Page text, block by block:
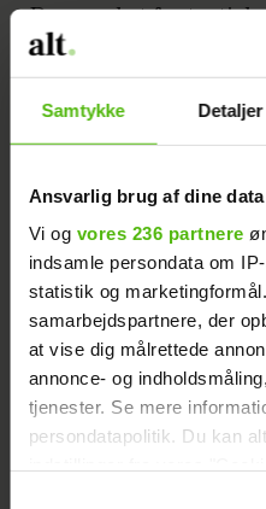
Samtykke Detaljer
Ansvarlig brug af dine data
Vi og vores 236 partnere
indsamle persondata om
statistik og
samarbejdspartnere, der
at vise dig målrettede
annonce- og
tjenester. Se mere
persondatapolitik. Du kan
Der er sket fantastisk
dejlige, lille baby for
arme, med bøjede
hænderne knyttet.
stærkt, og nogle
forældre være svært at
De næste år vil der
Sproget udvikler sig,
løbe, kommer i
(”vil selv”), det vil i
mod verden og
dette nye og
brug for jeres fulde